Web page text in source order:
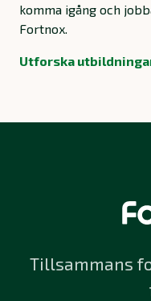
komma igång och
Fortnox.
Utforska
Tillsammans